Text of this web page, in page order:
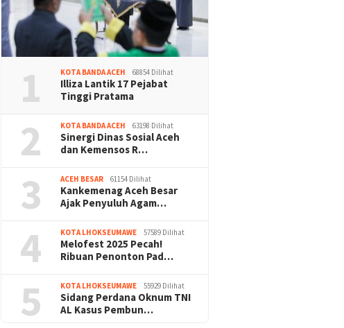
1 KOTA BANDA ACEH 68854 Dilihat
Illiza Lantik 17 Pejabat
Tinggi Pratama
2 KOTA BANDA ACEH 63198 Dilihat
Sinergi Dinas Sosial Aceh
dan Kemensos R…
3 ACEH BESAR 61154 Dilihat
Kankemenag Aceh Besar
Ajak Penyuluh Agam…
4 KOTA LHOKSEUMAWE 57589 Dilihat
Melofest 2025 Pecah!
Ribuan Penonton Pad…
5 KOTA LHOKSEUMAWE 55929 Dilihat
Sidang Perdana Oknum TNI
AL Kasus Pembun…